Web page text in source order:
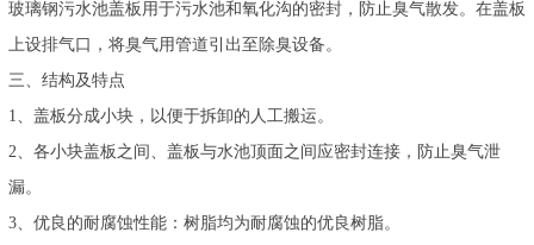
玻璃钢污水池盖板用于污水池和氧化沟的密封，防止臭气散发。在盖板
上设排气口，将臭气用管道引出至除臭设备。
三、结构及特点
1、盖板分成小块，以便于拆卸的人工搬运。
2、各小块盖板之间、盖板与水池顶面之间应密封连接，防止臭气泄
漏。
3、优良的耐腐蚀性能：树脂均为耐腐蚀的优良树脂。